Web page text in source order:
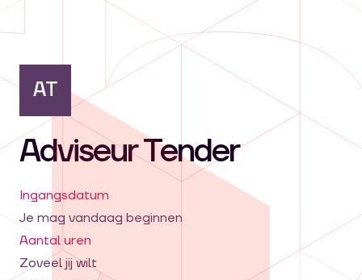
AT
Adviseur Tender
Ingangsdatum
Je mag vandaag beginnen
Aantal uren
Zoveel jij wilt